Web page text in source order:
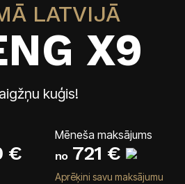
LATVIJĀ
X9
kuģis!
€
Mēneša maksājums
no 721 €
Aprēķini savu maksājumu